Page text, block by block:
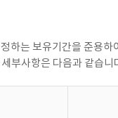
하는 보유기간을 준용하
부사항은 다음과 같습니